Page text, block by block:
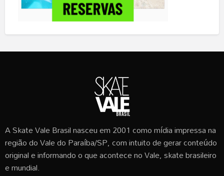
A Skate Vale Brasil nasceu em 2001 como mídia impressa na
região do Vale do Paraíba/SP, com intuito de gerar conteúdo
original e informando o que acontece no Vale, skate brasileiro
e mundial.